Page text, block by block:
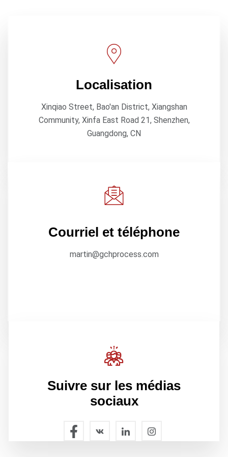
Localisation
Xinqiao Street, Bao'an District, Xiangshan
Community, Xinfa East Road 21, Shenzhen,
Guangdong, CN
Courriel et téléphone
martin@gchprocess.com
Suivre sur les médias
sociaux